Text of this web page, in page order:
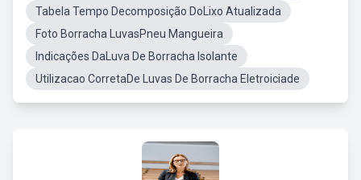
Tabela Tempo Decomposição DoLixo Atualizada
Foto Borracha LuvasPneu Mangueira
Indicações DaLuva De Borracha Isolante
Utilizacao CorretaDe Luvas De Borracha Eletroiciade